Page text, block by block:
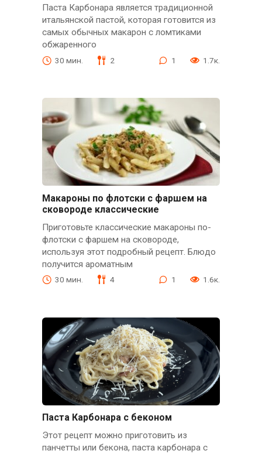
Паста Карбонара является традиционной
итальянской пастой, которая готовится из
самых обычных макарон с ломтиками
обжаренного
30 мин. 2 1 1.7к.
Макароны по флотски с фаршем на
сковороде классические
Приготовьте классические макароны по-
флотски с фаршем на сковороде,
используя этот подробный рецепт. Блюдо
получится ароматным
30 мин. 4 1 1.6к.
Паста Карбонара с беконом
Этот рецепт можно приготовить из
панчетты или бекона, паста карбонара с